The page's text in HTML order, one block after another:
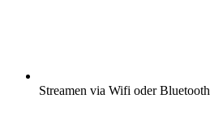
Streamen via Wifi oder Bluetooth